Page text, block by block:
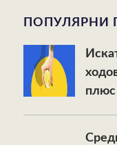
ПОПУЛЯРНИ
плюс